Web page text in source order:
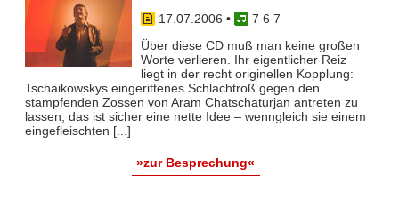
17.07.2006 •
7 6 7
Über diese CD muß man keine großen
Worte verlieren. Ihr eigentlicher Reiz
liegt in der recht originellen Kopplung:
Tschaikowskys eingerittenes Schlachtroß gegen den
stampfenden Zossen von Aram Chatschaturjan antreten zu
lassen, das ist sicher eine nette Idee – wenngleich sie einem
eingefleischten [...]
»zur Besprechung«